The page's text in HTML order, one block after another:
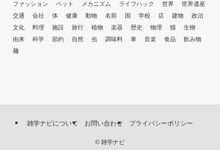
ファッション
ペット メカニズム ライフハック 世界
世界遺産
交通
会社 体 健康 動物 名前 国 学校 店 建物
政治
文化
料理 施設 旅行 植物 楽器 歴史 物理 猫
生物
由来
科学 節約 自然 虫 調味料 車 音楽 食品
飲み物
麺
雑学ナビについて お問い合わせ プライバシーポリシー
© 雑学ナビ